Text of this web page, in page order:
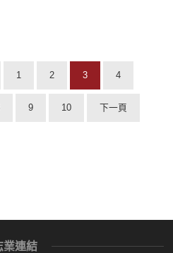
1 2 3 4
9 10 下一頁
業連結